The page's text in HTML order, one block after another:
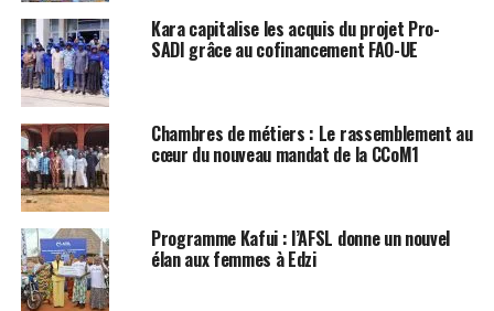
Kara capitalise les acquis du projet Pro-
SADI grâce au cofinancement FAO-UE
Chambres de métiers : Le rassemblement au
cœur du nouveau mandat de la CCoM1
Programme Kafui : l’AFSL donne un nouvel
élan aux femmes à Edzi